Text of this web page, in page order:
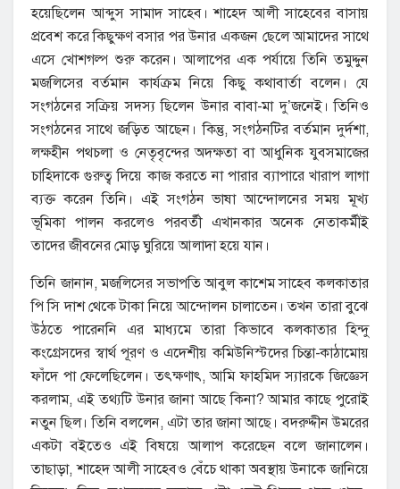
হয়েছিলেন আব্দুস সামাদ সাহেব। শাহেদ আলী সাহেবের বাসায়
প্রবেশ করে কিছুক্ষণ বসার পর উনার একজন ছেলে আমাদের সাথে
এসে খোশগল্প শুরু করেন। আলাপের এক পর্যায়ে তিনি তমুদ্দুন
মজলিসের বর্তমান কার্যক্রম নিয়ে কিছু কথাবার্তা বলেন। যে
সংগঠনের সক্রিয় সদস্য ছিলেন উনার বাবা-মা দু’জনেই। তিনিও
সংগঠনের সাথে জড়িত আছেন। কিন্তু, সংগঠনটির বর্তমান দুর্দশা,
লক্ষহীন পথচলা ও নেতৃবৃন্দের অদক্ষতা বা আধুনিক যুবসমাজের
চাহিদাকে গুরুত্ব দিয়ে কাজ করতে না পারার ব্যাপারে খারাপ লাগা
ব্যক্ত করেন তিনি। এই সংগঠন ভাষা আন্দোলনের সময় মূখ্য
ভূমিকা পালন করলেও পরবর্তী এখানকার অনেক নেতাকর্মীই
তাদের জীবনের মোড় ঘুরিয়ে আলাদা হয়ে যান।
তিনি জানান, মজলিসের সভাপতি আবুল কাশেম সাহেব কলকাতার
পি সি দাশ থেকে টাকা নিয়ে আন্দোলন চালাতেন। তখন তারা বুঝে
উঠতে পারেননি এর মাধ্যমে তারা কিভাবে কলকাতার হিন্দু
কংগ্রেসদের স্বার্থ পূরণ ও এদেশীয় কমিউনিস্টদের চিন্তা-কাঠামোয়
ফাঁদে পা ফেলেছিলেন। তৎক্ষণাৎ, আমি ফাহমিদ স্যারকে জিজ্ঞেস
করলাম, এই তথ্যটি উনার জানা আছে কিনা? আমার কাছে পুরোই
নতুন ছিল। তিনি বললেন, এটা তার জানা আছে। বদরুদ্দীন উমরের
একটা বইতেও এই বিষয়ে আলাপ করেছেন বলে জানালেন।
তাছাড়া, শাহেদ আলী সাহেবও বেঁচে থাকা অবস্থায় উনাকে জানিয়ে